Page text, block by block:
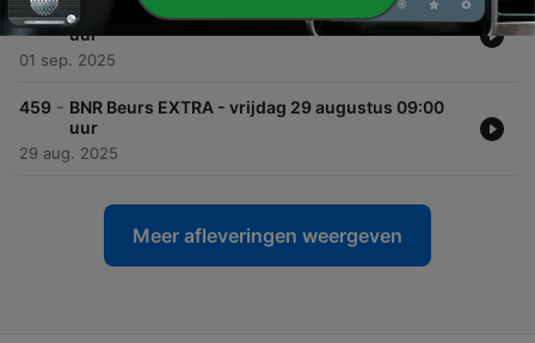
460 - BNR Beurs EXTRA - maandag 1 september 07:00
uur
01 sep. 2025
459 - BNR Beurs EXTRA - vrijdag 29 augustus 09:00
uur
29 aug. 2025
Meer afleveringen weergeven